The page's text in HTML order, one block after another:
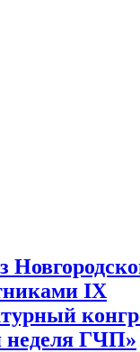
IX
неделя ГЧП»